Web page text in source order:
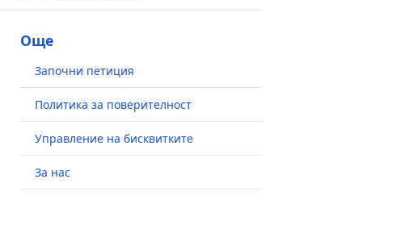
Още
Започни петиция
Политика за поверителност
Управление на бисквитките
За нас